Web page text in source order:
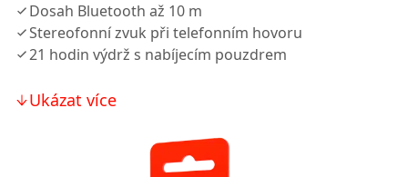
Dosah Bluetooth až 10 m
Stereofonní zvuk při telefonním hovoru
21 hodin výdrž s nabíjecím pouzdrem
Ukázat více